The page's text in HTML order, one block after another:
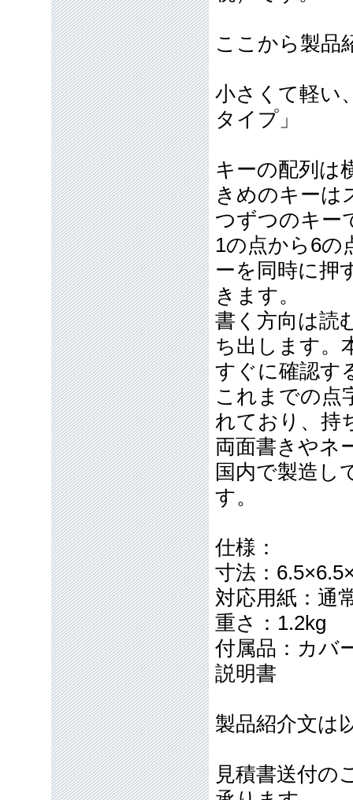
ここから製品
小さくて軽い
タイプ」
キーの配列は
きめのキーは
つずつのキー
1の点から6の
ーを同時に押
きます。
書く方向は読
ち出します。
すぐに確認す
これまでの点
れており、持
両面書きやネ
国内で製造し
す。
仕様：
寸法：
対応用紙：通
重さ：1.2kg
付属品：カバ
説明書
製品紹介文は
見積書送付の